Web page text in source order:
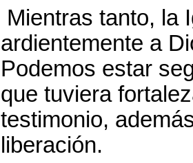
Mientras tanto, la
ardientemente a
Podemos estar
que tuviera
testimonio,
liberación.